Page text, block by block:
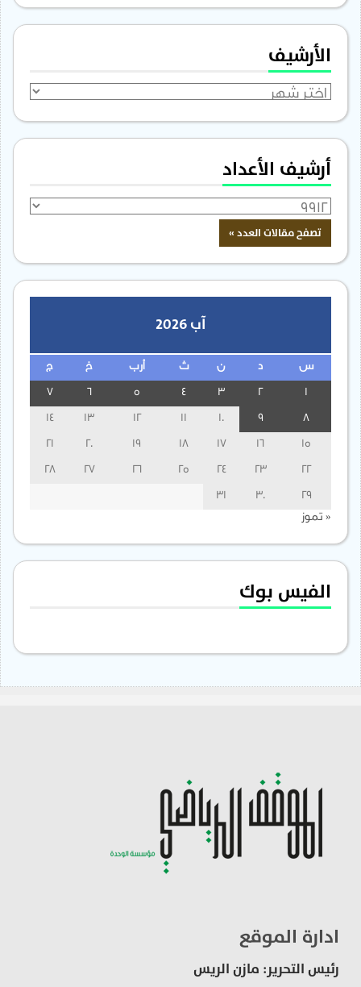
الأرشيف
الأرشيف
أرشيف الأعداد
آب 2026
س ن ث أرب خ ج
3
13
14
15
17
18
19
20
23
24
25
27
28
29
30
31
« تموز
الفيس بوك
ادارة الموقع
رئيس التحرير: مازن الريس